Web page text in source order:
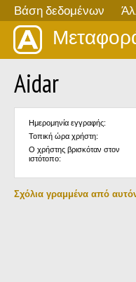
Βάση δεδομένων
Aidar
Ημερομηνία εγγραφής:
Τοπική ώρα χρήστη:
Ο χρήστης βρισκόταν στον
ιστότοπο:
Σχόλια γραμμένα από